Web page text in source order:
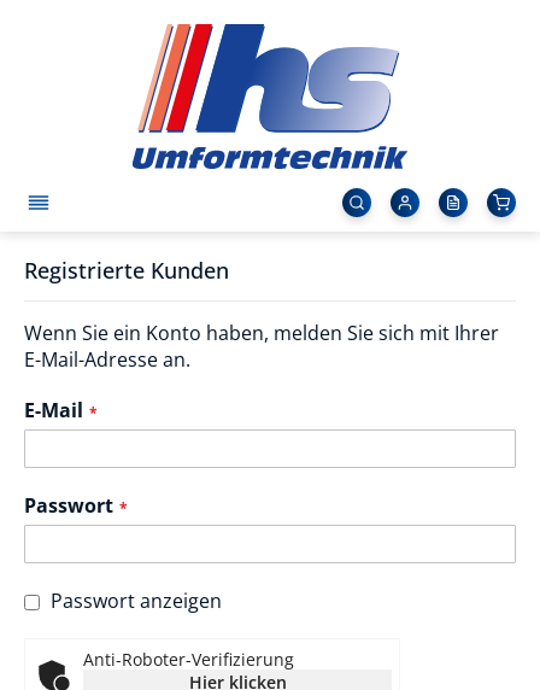
Registrierte Kunden
Wenn Sie ein Konto haben, melden Sie sich mit Ihrer
E-Mail-Adresse an.
E-Mail
Passwort
Passwort anzeigen
Anti-Roboter-Verifizierung
Hier klicken